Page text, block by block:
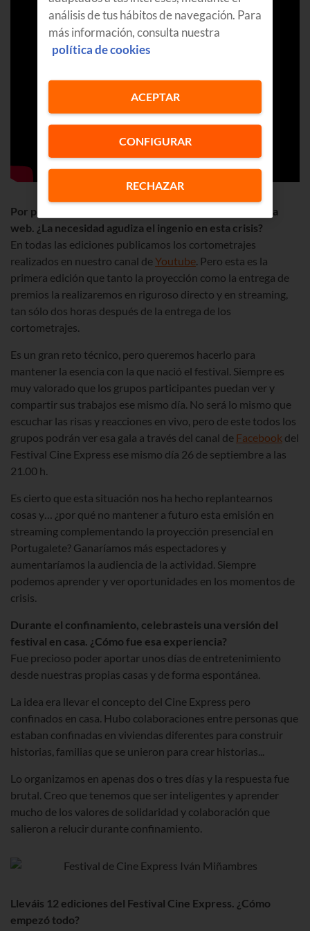
Por primera vez, vais a proyectar los cortos en vuestra
web. ¿La necesidad agudiza el ingenio en esta crisis?
En todas las ediciones publicamos los cortometrajes
realizados en nuestro canal deYoutube. Pero esta es la
primera edición que tanto la proyección como la entrega de
premios la realizaremos en riguroso directo y en streaming,
tan sólo dos horas después de la entrega de los
cortometrajes.
Es un gran reto técnico, pero queremos hacerlo para
mantener la esencia con la que nació el festival. Siempre es
muy valorado que los grupos participantes puedan ver y
compartir sus trabajos ese mismo día. No será lo mismo que
escuchar las risas y reacciones en vivo, pero de este todos los
grupos podrán ver esa gala a través del canal de Facebook del
Festival Cine Express ese mismo día 26 de septiembre a las
21.00 h.
Es cierto que esta situación nos ha hecho replantearnos
cosas y… ¿por qué no mantener a futuro esta emisión en
streaming complementando la proyección presencial en
Portugalete? Ganaríamos más espectadores y
aumentaríamos la audiencia de la actividad. Siempre
podemos aprender y ver oportunidades en los momentos de
crisis.
Durante el confinamiento, celebrasteis una versión del
festival en casa. ¿Cómo fue esa experiencia?
Fue precioso poder aportar unos días de entretenimiento
desde nuestras propias casas y de forma espontánea.
La idea era llevar el concepto del Cine Express pero
confinados en casa. Hubo colaboraciones entre personas que
estaban confinadas en viviendas diferentes para construir
historias, familias que se unieron para crear historias...
Lo organizamos en apenas dos o tres días y la respuesta fue
brutal. Creo que tenemos que ser inteligentes y aprender
mucho de los valores de solidaridad y colaboración que
salieron a relucir durante confinamiento.
Lleváis 12 ediciones del Festival Cine Express. ¿Cómo
empezó todo?
análisis de tus hábitos de navegación. Para
más información, consulta nuestra
política de cookies
CONFIGURAR
RECHAZAR
ACEPTAR